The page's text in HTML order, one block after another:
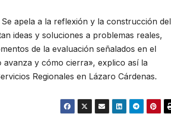
apela a la reflexión y la construcción del
ideas y soluciones a problemas reales,
de la evaluación señalados en el
y cómo cierra», explico así la
Regionales en Lázaro Cárdenas.